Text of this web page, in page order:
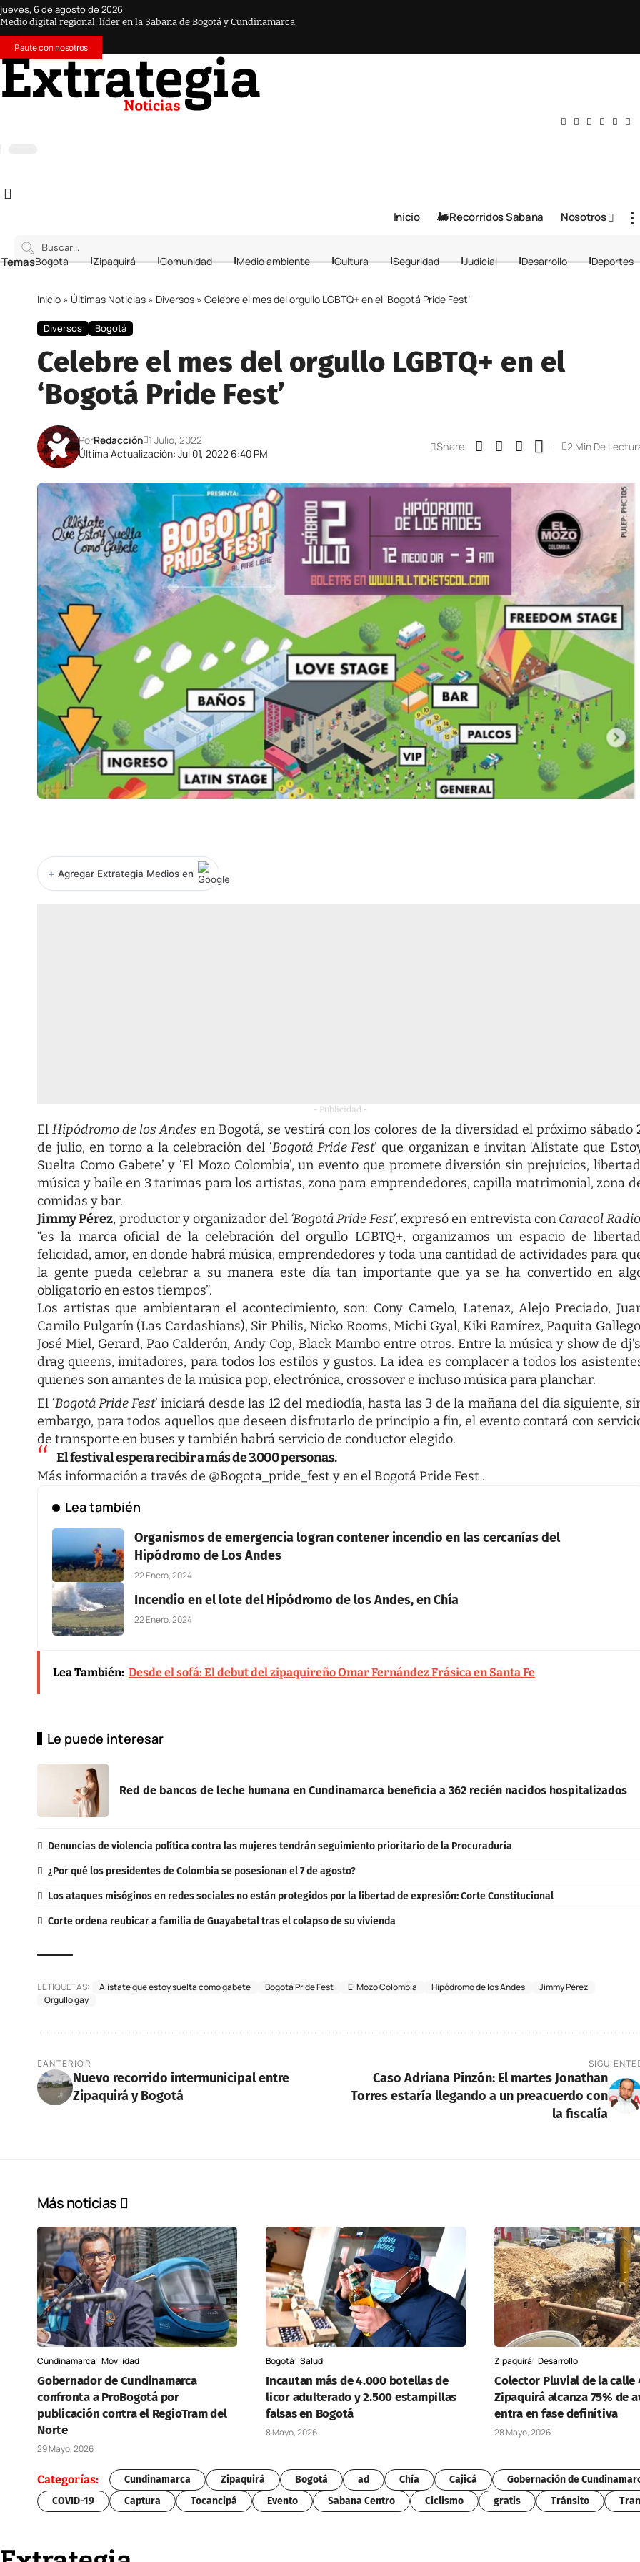
jueves, 6 de agosto de 2026
Medio digital regional, líder en la Sabana de Bogotá y Cundinamarca.
Paute con nosotros
Inicio 🚂 Recorridos Sabana Nosotros
Bogotá Zipaquirá Comunidad Medio ambiente Cultura Seguridad Judicial Desarrollo Deportes
Inicio » Últimas Noticias » Diversos » Celebre el mes del orgullo LGBTQ+ en el ‘Bogotá Pride Fest’
Diversos Bogotá
Celebre el mes del orgullo LGBTQ+ en el
‘Bogotá Pride Fest’
Última Actualización: Jul 01, 2022 6:40 PM
PorRedacción 1 Julio, 2022 Share 2 Min De
+ Agregar Extrategia Medios en
- Publicidad -
ElHipódromo de los Andes en Bogotá, se vestirá con los colores de la diversidad el próximo sábado
de julio, en torno a la celebración del ‘Bogotá Pride Fest’ que organizan e invitan ‘Alístate que
Suelta Como Gabete’ y ‘El Mozo Colombia’, un evento que promete diversión sin prejuicios,
música y baile en 3 tarimas para los artistas, zona para emprendedores, capilla matrimonial, zona
comidas y bar.
Jimmy Pérez, productor y organizador del ‘Bogotá Pride Fest’, expresó en entrevista con Caracol Radio
“es la marca oficial de la celebración del orgullo LGBTQ+, organizamos un espacio de
felicidad, amor, en donde habrá música, emprendedores y toda una cantidad de actividades para
la gente pueda celebrar a su manera este día tan importante que ya se ha convertido en
obligatorio en estos tiempos”.
Los artistas que ambientaran el acontecimiento, son: Cony Camelo, Latenaz, Alejo Preciado,
Camilo Pulgarín (Las Cardashians), Sir Philis, Nicko Rooms, Michi Gyal, Kiki Ramírez, Paquita
José Miel, Gerard, Pao Calderón, Andy Cop, Black Mambo entre otros. Entre la música y show de
drag queens, imitadores, para todos los estilos y gustos. La idea es complacer a todos los
quienes son amantes de la música pop, electrónica, crossover e incluso música para planchar.
El ‘Bogotá Pride Fest’ iniciará desde las 12 del mediodía, hasta las 3 de la mañana del día siguiente,
embargo, para todos aquellos que deseen disfrutarlo de principio a fin, el evento contará con
de transporte en buses y también habrá servicio de conductor elegido.
El festival espera recibir a más de 3.000 personas.
Más información a través de @Bogota_pride_fest y en el Bogotá Pride Fest .
Lea también
Organismos de emergencia logran contener incendio en las cercanías del
Hipódromo de Los Andes
22 Enero, 2024
Incendio en el lote del Hipódromo de los Andes, en Chía
22 Enero, 2024
Lea También: Desde el sofá: El debut del zipaquireño Omar Fernández Frásica en Santa Fe
Le puede interesar
Red de bancos de leche humana en Cundinamarca beneficia a 362 recién nacidos hospitalizados
Denuncias de violencia política contra las mujeres tendrán seguimiento prioritario de la Procuraduría
¿Por qué los presidentes de Colombia se posesionan el 7 de agosto?
Los ataques misóginos en redes sociales no están protegidos por la libertad de expresión: Corte Constitucional
Corte ordena reubicar a familia de Guayabetal tras el colapso de su vivienda
ETIQUETAS: Alístate que estoy suelta como gabete Bogotá Pride Fest El Mozo Colombia Hipódromo de los Andes
Jimmy Pérez
Orgullo gay
ANTERIOR
Nuevo recorrido intermunicipal entre
Zipaquirá y Bogotá
SIGUIENTE
Caso Adriana Pinzón: El martes Jonathan
Torres estaría llegando a un preacuerdo con
la fiscalía
Más noticias
Cundinamarca Movilidad
Gobernador de Cundinamarca
confronta a ProBogotá por
publicación contra el RegioTram del
Norte
29 Mayo, 2026
Bogotá Salud
Incautan más de 4.000 botellas de
licor adulterado y 2.500 estampillas
falsas en Bogotá
8 Mayo, 2026
Zipaquirá Desarrollo
Colector Pluvial de la calle
Zipaquirá alcanza 75% de
entra en fase definitiva
28 Mayo, 2026
Categorías: Cundinamarca Zipaquirá Bogotá ad Chía Cajicá Gobernación de
COVID-19
Captura Tocancipá Evento Sabana Centro Ciclismo gratis Tránsito